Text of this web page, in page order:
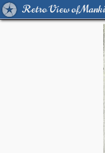
Retro View of